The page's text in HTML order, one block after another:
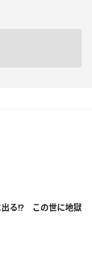
出る!? この世に地獄